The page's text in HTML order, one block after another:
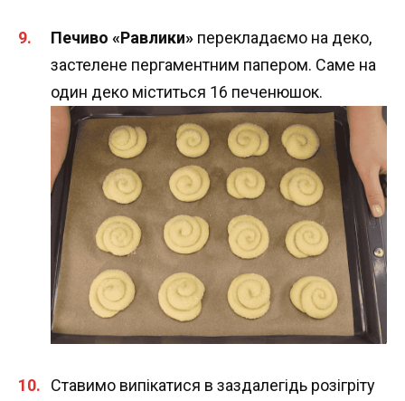
Печиво «Равлики» перекладаємо на деко,
застелене пергаментним папером. Саме на
один деко міститься 16 печенюшок.
Ставимо випікатися в заздалегідь розігріту